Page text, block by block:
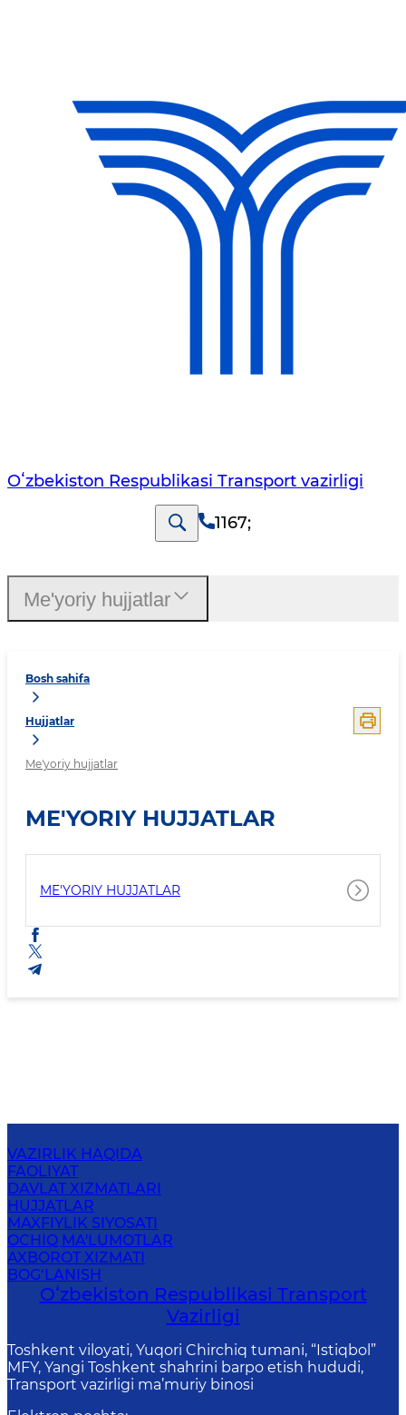
Oʻzbekiston Respublikasi Transport vazirligi
1167;
Bosh sahifa
Hujjatlar
Me'yoriy hujjatlar
ME'YORIY HUJJATLAR
ME'YORIY HUJJATLAR
Me'yoriy hujjatlar
VAZIRLIK HAQIDA
FAOLIYAT
DAVLAT XIZMATLARI
HUJJATLAR
MAXFIYLIK SIYOSATI
OCHIQ MA'LUMOTLAR
AXBOROT XIZMATI
BOG‘LANISH
Oʻzbekiston Respublikasi Transport
Vazirligi
Toshkent viloyati, Yuqori Chirchiq tumani, “Istiqbol”
MFY, Yangi Toshkent shahrini barpo etish hududi,
Transport vazirligi ma’muriy binosi